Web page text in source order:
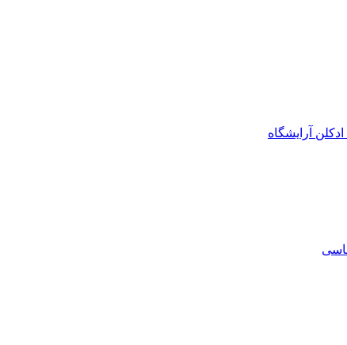
ادکلن آرایشگاه